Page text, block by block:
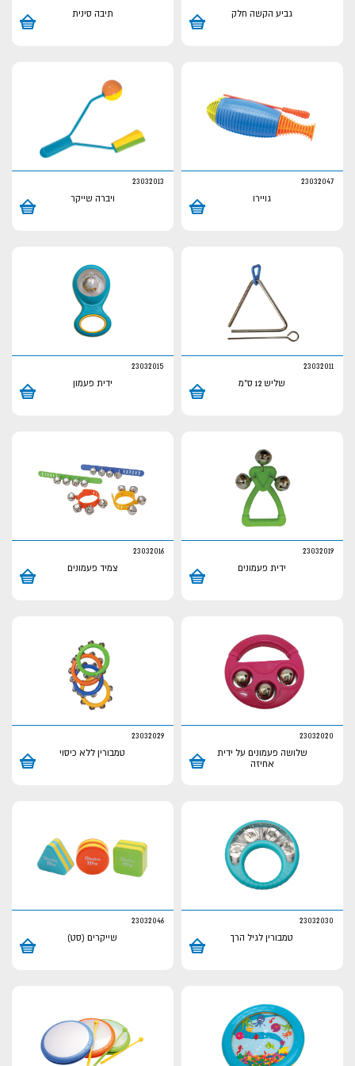
גביע הקשה חלק תיבה סינית
23032047
גויירו
23032013
ויברה שייקר
23032011
שליש 12 ס"מ
23032015
ידית פעמון
23032019
ידית פעמונים
23032016
צמיד פעמונים
23032020
שלושה פעמונים על ידית
אחיזה
23032029
טמבורין ללא כיסוי
23032030
טמבורין לגיל הרך
23032046
שייקרים (סט)